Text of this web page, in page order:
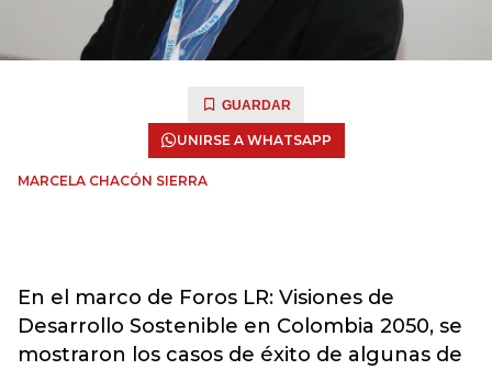
GUARDAR
UNIRSE A WHATSAPP
MARCELA CHACÓN SIERRA
En el marco de Foros LR: Visiones de
Desarrollo Sostenible en Colombia 2050, se
mostraron los casos de éxito de algunas de